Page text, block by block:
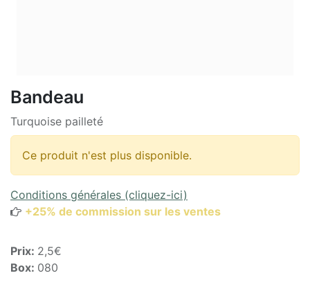
Bandeau
Turquoise pailleté
Ce produit n'est plus disponible.
Conditions générales (cliquez-ici)
+25% de commission sur les ventes
Prix: 2,5€
Box: 080